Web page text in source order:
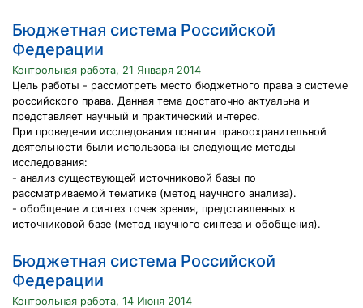
Бюджетная система Российской
Федерации
Контрольная работа, 21 Января 2014
Цель работы - рассмотреть место бюджетного права в системе
российского права. Данная тема достаточно актуальна и
представляет научный и практический интерес.
При проведении исследования понятия правоохранительной
деятельности были использованы следующие методы
исследования:
- анализ существующей источниковой базы по
рассматриваемой тематике (метод научного анализа).
- обобщение и синтез точек зрения, представленных в
источниковой базе (метод научного синтеза и обобщения).
Бюджетная система Российской
Федерации
Контрольная работа, 14 Июня 2014